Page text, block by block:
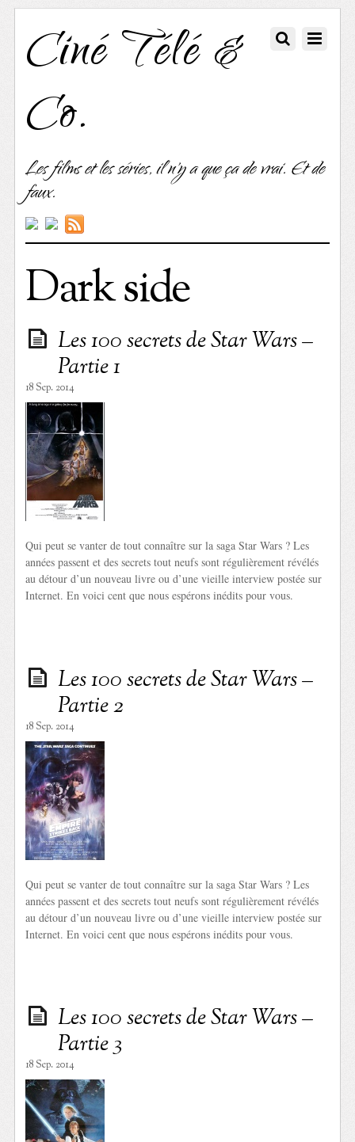
Ciné Télé &
Co.
Les films et les séries, il n'y a que ça de vrai. Et de
faux.
Dark side
Les 100 secrets de Star Wars –
Partie 1
18 Sep. 2014
Qui peut se vanter de tout connaître sur la saga Star Wars ? Les
années passent et des secrets tout neufs sont régulièrement révélés
au détour d’un nouveau livre ou d’une vieille interview postée sur
Internet. En voici cent que nous espérons inédits pour vous.
Les 100 secrets de Star Wars –
Partie 2
18 Sep. 2014
Qui peut se vanter de tout connaître sur la saga Star Wars ? Les
années passent et des secrets tout neufs sont régulièrement révélés
au détour d’un nouveau livre ou d’une vieille interview postée sur
Internet. En voici cent que nous espérons inédits pour vous.
Les 100 secrets de Star Wars –
Partie 3
18 Sep. 2014